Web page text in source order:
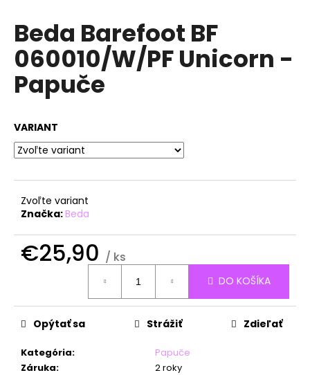
Beda Barefoot BF
060010/W/PF Unicorn -
Papuče
VARIANT
Zvoľte variant
Značka:Beda
€25,90 / ks
DO KOŠÍKA
Kategória:
Papuče
Záruka:
2 roky
Opýtať sa Strážiť Zdieľať
j
s
ť
?
HĽADAŤ
O
d
p
č
a
e